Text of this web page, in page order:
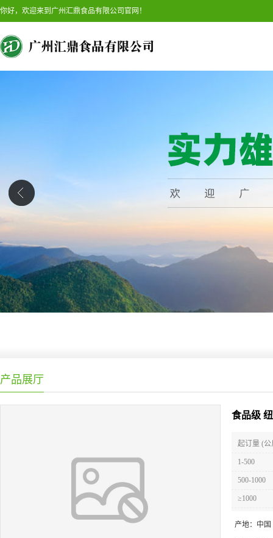
你好，欢迎来到广州汇鼎食品有限公司官网！
产品展厅
食品级
起订量 (公
1-500
500-1000
≥1000
产地： 中国